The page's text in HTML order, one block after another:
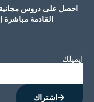
احصل على دروس
القادمة
ايميلك
اشتراك